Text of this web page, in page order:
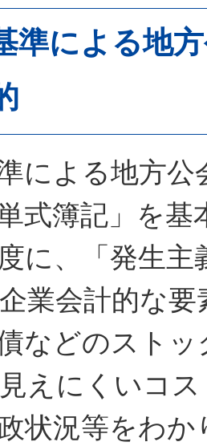
準による地
による地方公
式簿記」を基
に、「発生主
業会計的な
などのスト
えにくいコ
状況等をわ